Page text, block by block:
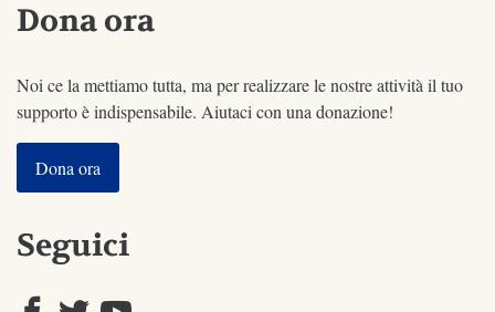
Dona ora
Noi ce la mettiamo tutta, ma per realizzare le nostre attività il tuo
supporto è indispensabile. Aiutaci con una donazione!
Dona ora
Seguici